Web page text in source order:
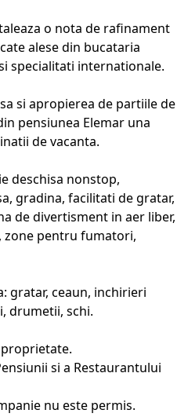
o nota de rafinament
alese din bucataria
specialitati internationale.
si apropierea de partiile de
pensiunea Elemar una
de vacanta.
deschisa nonstop,
gradina, facilitati de gratar,
de divertisment in aer liber,
zone pentru fumatori,
gratar, ceaun, inchirieri
drumetii, schi.
si a Restaurantului
nu este permis.